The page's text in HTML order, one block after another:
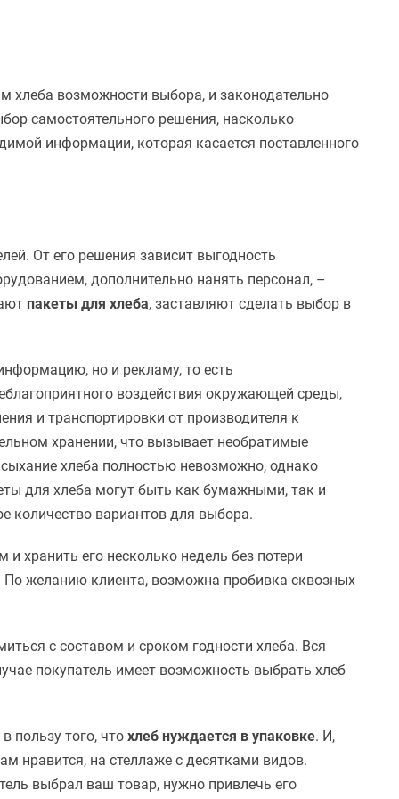
хлеба возможности выбора, и законодательно
самостоятельного решения, насколько
информации, которая касается поставленного
От его решения зависит выгодность
дополнительно нанять персонал, –
пакеты для хлеба, заставляют сделать выбор в
но и рекламу, то есть
воздействия окружающей среды,
и транспортировки от производителя к
хранении, что вызывает необратимые
хлеба полностью невозможно, однако
для хлеба могут быть как бумажными, так и
количество вариантов для выбора.
хранить его несколько недель без потери
По желанию клиента, возможна пробивка сквозных
с составом и сроком годности хлеба. Вся
покупатель имеет возможность выбрать хлеб
пользу того, что хлеб нуждается в упаковке. И,
нравится, на стеллаже с десятками видов.
выбрал ваш товар, нужно привлечь его